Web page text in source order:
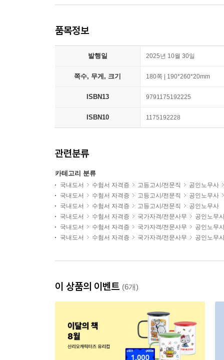
품목정보
발행일 2025년 10월 30일
쪽수, 무게, 크기 180쪽 | 190*260*20mm
ISBN13 9791175192225
ISBN10 1175192228
관련분류
카테고리 분류
국내도서 수험서 자격증 고등고시/전문직
공인노무사
국내도서
수험서 자격증 고등고시/전문직
공인노무사
국내도서
수험서 자격증 고등고시/전문직
공인노무사
국내도서
수험서 자격증 국가자격/전문사무
공인노무
국내도서
수험서 자격증 국가자격/전문사무
공인노무
국내도서
수험서 자격증 국가자격/전문사무 공인노무
이 상품의 이벤트 (6개)